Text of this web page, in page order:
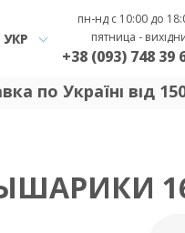
УКР
пн-нд с 10:00 до
пятница -
+38 (093) 748 39
по Україні від